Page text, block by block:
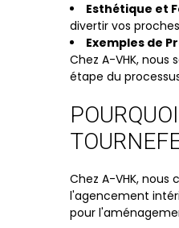
Esthétique et
divertir vos
Exemples de
Chez A-VHK,
étape du
Chez A-VHK,
l'agencement
pour